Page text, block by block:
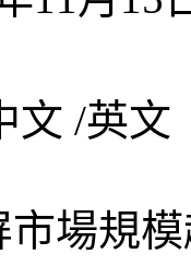
文 /英文
場規